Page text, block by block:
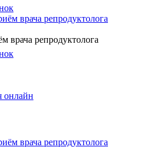
врача репродуктолога
онлайн